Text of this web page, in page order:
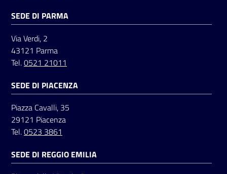
SEDE DI PARMA
Via Verdi, 2
43121 Parma
Tel.0521 21011
SEDE DI PIACENZA
Piazza Cavalli, 35
29121 Piacenza
Tel.0523 3861
SEDE DI REGGIO EMILIA